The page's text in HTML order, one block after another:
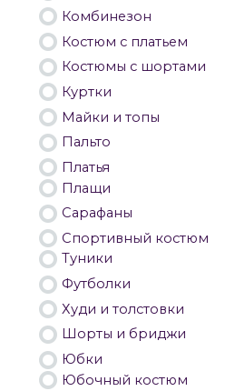
Комбинезон
Костюм с платьем
Костюмы с шортами
Куртки
Майки и топы
Пальто
Платья
Плащи
Сарафаны
Спортивный костюм
Туники
Футболки
Худи и толстовки
Шорты и бриджи
Юбки
Юбочный костюм